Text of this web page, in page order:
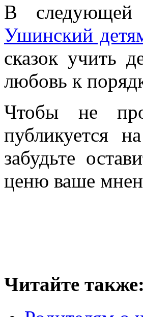
В следующей
Ушинский
сказок учить
любовь к
Чтобы не
публикуется
забудьте
ценю ваше
Читайте также: